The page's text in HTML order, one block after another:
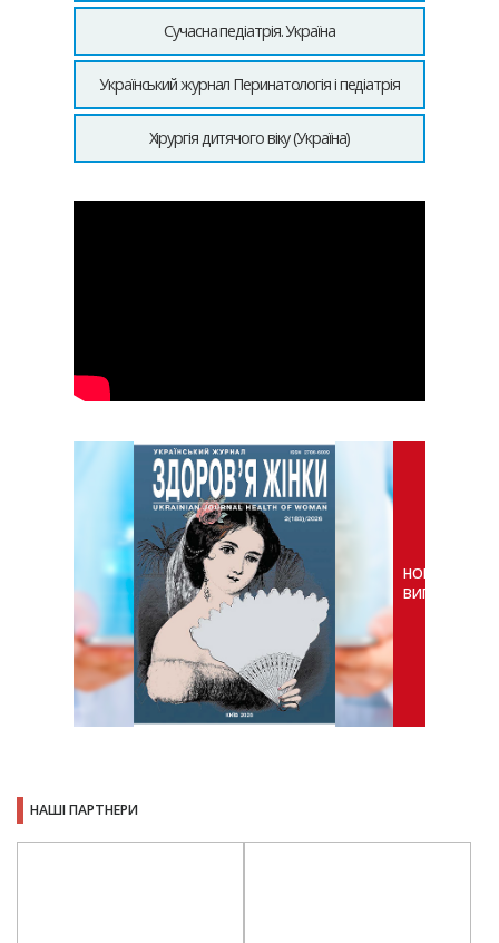
Сучасна педіатрія. Україна
Український журнал Перинатологія і педіатрія
Хірургія дитячого віку (Україна)
НОВИЙ
ВИПУСК
НАШІ ПАРТНЕРИ